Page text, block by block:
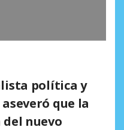
política y
aseveró que la
nuevo